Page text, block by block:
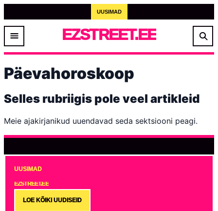
UUSIMAD
EZSTREET.EE
Päevahoroskoop
Selles rubriigis pole veel artikleid
Meie ajakirjanikud uuendavad seda sektsiooni peagi.
UUSIMAD
EZSTREET.EE
LOE KÕIKI UUDISEID